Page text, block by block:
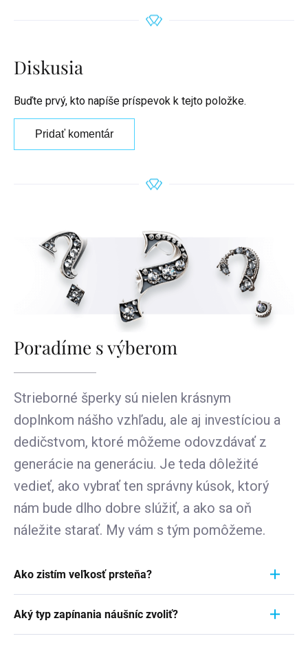
Diskusia
Buďte prvý, kto napíše príspevok k tejto položke.
Pridať komentár
Poradíme s výberom
Strieborné šperky sú nielen krásnym
doplnkom nášho vzhľadu, ale aj investíciou a
dedičstvom, ktoré môžeme odovzdávať z
generácie na generáciu. Je teda dôležité
vedieť, ako vybrať ten správny kúsok, ktorý
nám bude dlho dobre slúžiť, a ako sa oň
náležite starať. My vám s tým pomôžeme.
Ako zistím veľkosť prsteňa?
Aby ste zistili jeho veľkosť, vezmite pravítko a
položte ho priamo na prstienok, ktorý momentálne
Aký typ zapínania náušníc zvoliť?